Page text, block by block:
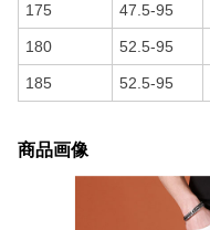
175 47.5-95
180 52.5-95
185 52.5-95
商品画像